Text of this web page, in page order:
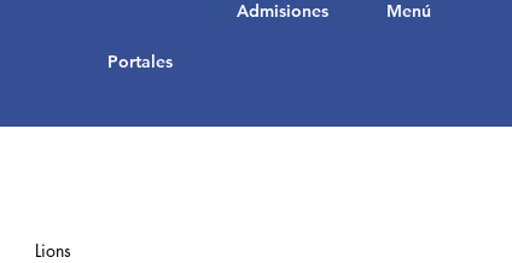
Portales
Menú
Admisiones
Lions